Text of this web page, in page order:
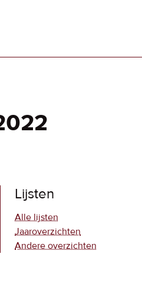
Lijsten
Alle lijsten
Jaaroverzichten
Andere overzichten